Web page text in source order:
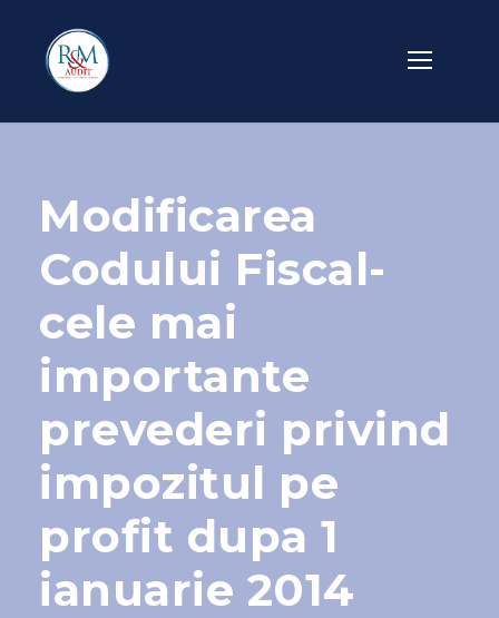
Modificarea
Codului Fiscal-
cele mai
importante
prevederi privind
impozitul pe
profit dupa 1
ianuarie 2014